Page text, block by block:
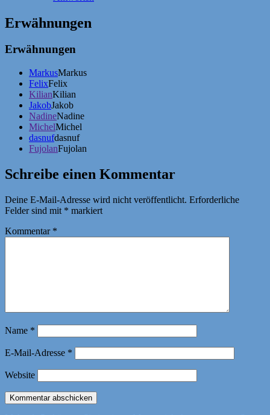
Erwähnungen
Erwähnungen
MarkusMarkus
FelixFelix
KilianKilian
JakobJakob
NadineNadine
MichelMichel
dasnufdasnuf
FujolanFujolan
Schreibe einen Kommentar
Deine E-Mail-Adresse wird nicht veröffentlicht. Erforderliche
Felder sind mit * markiert
Kommentar *
Name *
E-Mail-Adresse *
Website